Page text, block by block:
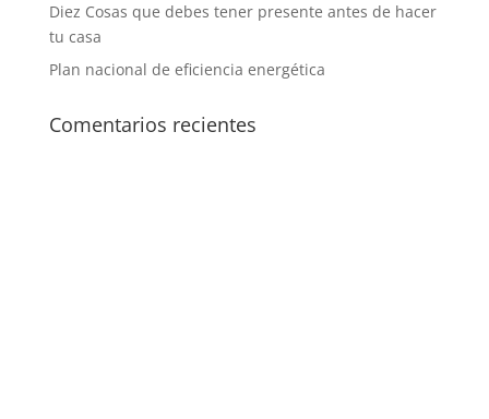
Diez Cosas que debes tener presente antes de hacer
tu casa
Plan nacional de eficiencia energética
Comentarios recientes